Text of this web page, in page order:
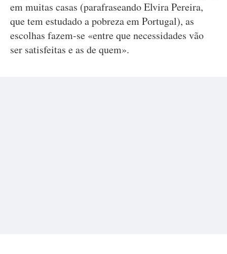
em muitas casas (parafraseando Elvira Pereira,
que tem estudado a pobreza em Portugal), as
escolhas fazem-se «entre que necessidades vão
ser satisfeitas e as de quem».